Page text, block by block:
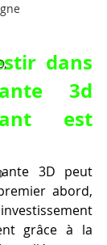
dans
3d
est
3D peut
abord,
grâce à la